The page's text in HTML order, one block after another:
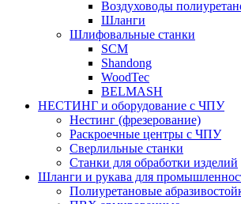
Воздуховоды
Шланги
Шлифовальные станки
SCM
Shandong
WoodTec
BELMASH
НЕСТИНГ и оборудование с ЧПУ
Нестинг (фрезерование)
Раскроечные центры с ЧПУ
Сверлильные станки
Станки для обработки изделий
Шланги и рукава для
Полиуретановые